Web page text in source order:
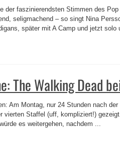
der faszinierendsten Stimmen des
seligmachend – so singt Nina
später mit A Camp und jetzt solo
The Walking Dead
Am Montag, nur 24 Stunden nach
vierten Staffel (uff, kompliziert!)
es weitergehen, nachdem ...